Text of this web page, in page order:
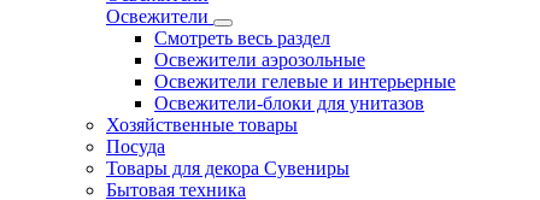
Освежители
Смотреть весь раздел
Освежители аэрозольные
Освежители гелевые и интерьерные
Освежители-блоки для унитазов
Хозяйственные товары
Посуда
Товары для декора Сувениры
Бытовая техника